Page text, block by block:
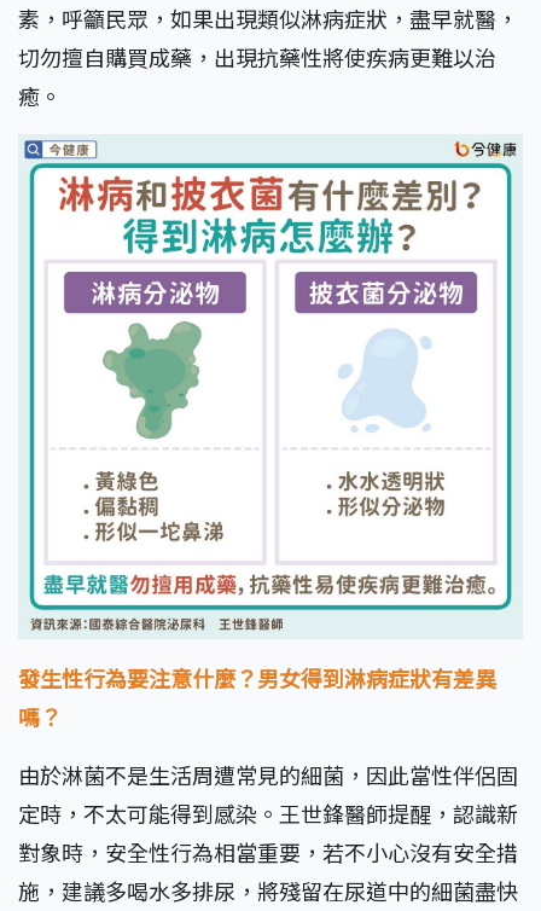
素，呼籲民眾，如果出現類似淋病症狀，盡早就醫，
切勿擅自購買成藥，出現抗藥性將使疾病更難以治
癒。
發生性行為要注意什麼？男女得到淋病症狀有差異
嗎？
由於淋菌不是生活周遭常見的細菌，因此當性伴侶固
定時，不太可能得到感染。王世鋒醫師提醒，認識新
對象時，安全性行為相當重要，若不小心沒有安全措
施，建議多喝水多排尿，將殘留在尿道中的細菌盡快